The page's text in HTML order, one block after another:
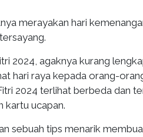
merayakan hari
2024, agaknya kurang
hari raya kepada orang-
2024 terlihat berbeda dan
kartu ucapan.
sebuah tips menarik